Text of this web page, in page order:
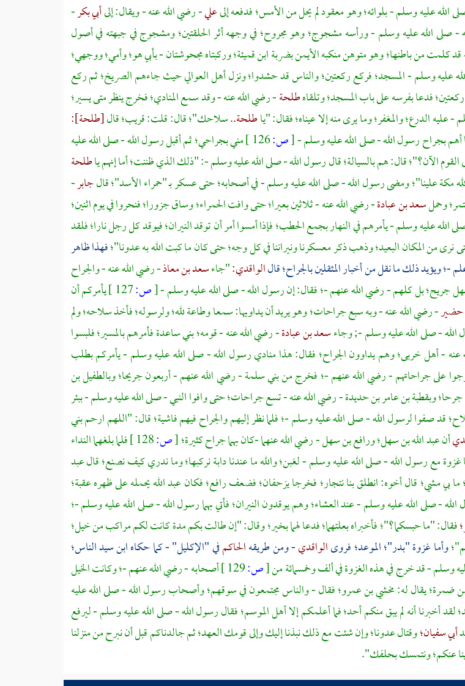
الله عليه وسلم - بلوائه؛ وهو معقود لم يحل من الأمس؛ فدفعه إلىعلي- رضي الله عنه - ويقال: إلىأبي بكر-
صلى الله عليه وسلم - ورأسه مشجوج؛ وهو مجروح؛ في وجهه أثر الحلقتين؛ ومشجوج في جبهته في أصول
كلمت من باطنها؛ وهو متوهن منكبه الأيمن بضربة ابن قميئة؛ وركبتاه مجحوشتان - بأبي هو؛ وأمي؛ ووجهي؛
عليه وسلم - المسجد؛ فركع ركعتين؛ والناس قد حشدوا؛ ونزل أهل العوالي حيث جاءهم الصريخ؛ ثم ركع
فدعا بفرسه على باب المسجد؛ وتلقاهطلحة- رضي الله عنه - وقد سمع المنادي؛ فخرج ينظر متى يسير؛
عليه الدرع؛ والمغفر؛ وما يرى منه إلا عيناه؛ فقال: "ياطلحة..سلاحك"؛ قال: قلت: قريب؛ قال[طلحة]:
بجراح رسول الله - صلى الله عليه وسلم -[ص:126 ]
مني بجراحي؛ ثم أقبل رسول الله - صلى الله عليه
الآن؟"؛ قال: هم بالسيالة؛ قال رسول الله - صلى الله عليه وسلم -: "ذلك الذي ظننت؛ أما إنهم ياطلحة
مكةعلينا"؛ ومضى رسول الله - صلى الله عليه وسلم - في أصحابه؛ حتى عسكر بـ"حمراء الأسد"؛قالجابر-
وحملسعد بن عبادة- رضي الله عنه - ثلاثين بعيرا؛ حتى وافت الحمراء؛ وساق جزورا؛ فنحروا في يوم اثنين؛
الله عليه وسلم - يأمرهم في النهار بجمع الحطب؛ فإذا أمسوا أمر أن توقد النيران؛ فيوقد كل رجل نارا؛ فلقد
نرى من المكان البعيد؛ وذهب ذكر معسكرنا ونيراننا في كل وجه؛ حتى كان ما كبت الله به عدونا"؛فهذا ظاهر
-؛ ويؤيد ذلك ما نقل من أخبار المثقلين بالجراح؛ قالالواقدي:"جاءسعد بن معاذ- رضي الله عنه - والجراح
جريح؛ بل كلهم - رضي الله عنهم -؛ فقال: إن رسول الله - صلى الله عليه وسلم -[ص:
يأمركم أن
حضير- رضي الله عنه - وبه سبع جراحات؛ وهو يريد أن يداويها: سمعا وطاعة لله؛ ولرسوله؛ فأخذ سلاحه؛ ولم
- صلى الله عليه وسلم -; وجاءسعد بن عبادة- رضي الله عنه - قومه؛بني ساعدةفأمرهم بالمسير؛ فلبسوا
- أهل خربى؛ وهم يداوون الجراح؛ فقال: هذا منادي رسول الله - صلى الله عليه وسلم - يأمركم بطلب
على جراحاتهم - رضي الله عنهم -؛ فخرج منبني سلمة- رضي الله عنهم - أربعون جريحا؛وبالطفيل بن
وبقطبة بن عامر بن حديدة- رضي الله عنه - تسع جراحات؛ حتى وافوا النبي - صلى الله عليه وسلم -ببئر
قد صفوا لرسول الله - صلى الله عليه وسلم -؛ فلما نظر إليهم والجراح فيهم فاشية؛ قال: "اللهم ارحمبني
أنعبد الله بن سهل؛ورافع بن سهل- رضي الله عنهما -كان بهما جراح كثيرة؛[ص:
فلما بلغهما النداء
غزوة مع رسول الله - صلى الله عليه وسلم - لغبن؛ والله ما عندنا دابة نركبها؛ وما ندري كيف نصنع؛ قالعبد
ما بي مشي؛ قال أخوه: انطلق بنا نتجار؛ فخرجا يزحفان؛ فضعف رافع؛ فكانعبد اللهيحمله على ظهره عقبة؛
- صلى الله عليه وسلم - عند العشاء؛ وهم يوقدون النيران؛ فأتي بهما رسول الله - صلى الله عليه وسلم -؛
فقال: "ما حبسكما؟"؛ فأخبراه بعلتهما؛ فدعا لهما بخير؛ وقال: "إن طالت بكم مدة كانت لكم مراكب من خيل؛
وأما غزوة"بدر"؛الموعد؛ فروىالواقدي- ومن طريقهالحاكمفي "الإكليل" - كما حكاهابن سيد الناس؛
وسلم - قد خرج في هذه الغزوة في ألف وخمسمائة من[ص:129 ]
أصحابه - رضي الله عنهم -؛ وكانت الخيل
ضمرة؛ يقال له:مخشي بن عمرو؛فقال - والناس مجتمعون في سوقهم؛ وأصحاب رسول الله - صلى الله عليه
لقد أخبرنا أنه لم يبق منكم أحد؛ فما أعلمكم إلا أهل الموسم؛ فقال رسول الله - صلى الله عليه وسلم - ليرفع
أبي سفيان؛وقتال عدونا؛ وإن شئت مع ذلك نبذنا إليك وإلى قومك العهد؛ ثم جالدناكم قبل أن نبرح من منزلنا
عنكم؛ ونتمسك بحلفك".